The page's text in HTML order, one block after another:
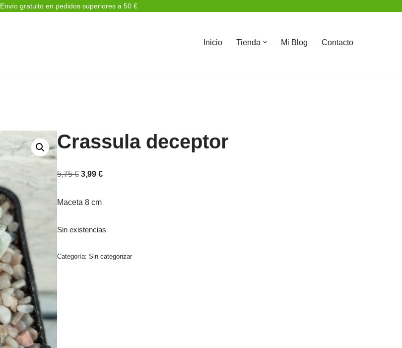
Envío gratuito en pedidos superiores a 50 €
Inicio Tienda Mi Blog Contacto
Crassula deceptor
5,75€ 3,99 €
Maceta 8 cm
Sin existencias
Categoría: Sin categorizar